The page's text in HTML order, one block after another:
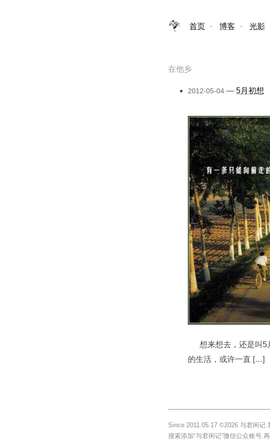
首页 · 博客 · 光影
在他乡
2012-05-04 — 5月初想
想来想去，还是叫5
的生活，或许一直 […]
Since 2011.05.17 ©2026 与君闲记
搜索添加“与君闲记”微信公众账号,